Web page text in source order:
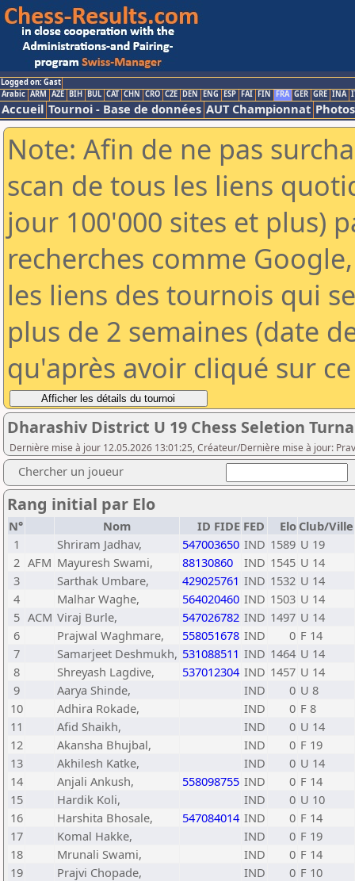
Logged on: Gast
Arabic ARM AZE BIH BUL CAT CHN CRO CZE DEN ENG ESP FAI FIN FRA GER GRE INA
Accueil Tournoi - Base de données AUT Championnat Photos
Note: Afin de ne pas
scan de tous les liens
jour 100'000 sites et plus)
recherches comme
les liens des tournois qui
plus de 2 semaines (date
qu'après avoir cliqué sur
Dharashiv District U 19 Chess Seletion
Dernière mise à jour 12.05.2026 13:01:25, Créateur/Dernière mise à jour:
Chercher un joueur
Rang initial par Elo
N° Nom ID FIDE FED Elo Club/Ville
1
Shriram Jadhav, 547003650 IND 1589 U 19
2 AFM Mayuresh Swami, 88130860 IND 1545 U 14
3
Sarthak Umbare, 429025761 IND 1532 U 14
4
Malhar Waghe, 564020460 IND 1503 U 14
5 ACM Viraj Burle, 547026782 IND 1497 U 14
6
Prajwal Waghmare, 558051678 IND 0 F 14
7
Samarjeet Deshmukh, 531088511 IND 1464 U 14
8
Shreyash Lagdive, 537012304 IND 1457 U 14
9
Aarya Shinde, IND 0 U 8
10
Adhira Rokade, IND 0 F 8
11
Afid Shaikh, IND 0 U 14
12
Akansha Bhujbal, IND 0 F 19
13
Akhilesh Katke, IND 0 U 14
14
Anjali Ankush, 558098755 IND 0 F 14
15
Hardik Koli, IND 0 U 10
16
Harshita Bhosale, 547084014 IND 0 F 14
17
Komal Hakke, IND 0 F 19
18
Mrunali Swami, IND 0 F 14
19
Prajvi Chopade, IND 0 F 10